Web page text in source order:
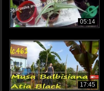
05:14
17:45